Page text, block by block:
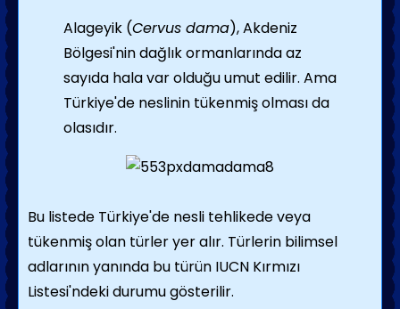
Alageyik (Cervus dama), Akdeniz
Bölgesi'nin dağlık ormanlarında az
sayıda hala var olduğu umut edilir. Ama
Türkiye'de neslinin tükenmiş olması da
olasıdır.
Bu listede Türkiye'de nesli tehlikede veya
tükenmiş olan türler yer alır. Türlerin bilimsel
adlarının yanında bu türün IUCN Kırmızı
Listesi'ndeki durumu gösterilir.